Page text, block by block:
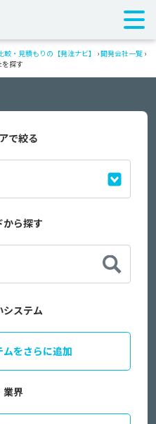
・見積もりの【発注ナビ】 ›開発会社一覧 ›
を探す
で絞る
から探す
システム
をさらに追加
業界